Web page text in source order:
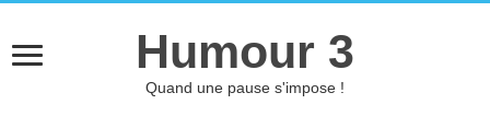
Humour 3
Quand une pause s'impose !